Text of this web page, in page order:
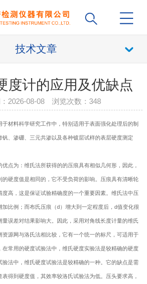
技术文章
度计的应用及优缺点
：2026-08-08 浏览次数：348
于材料科学研究工作中，特别适用于表面强化处理后的制
、渗硼、三元共渗以及各种镀层试样的表层硬度测定
点为：维氏法所获得的的压痕具有相似几何形，因此，
的硬度值是相同的，它不受负荷的影响。压痕具有清晰轮
度高，这是保证试验精确度的一个重要因素。维氏法中压
比例；而布氏压痕（d）增大到一定程度后，d值变化很
误差对结果影响大。因此，采用对角线长度计量的维氏
资源网与洛氏法相比较，它有一个统一的标尺，可适用于
在常用的硬度试验法中，维氏硬度实验法是较精确的硬度
验法中，维氏硬度试验法是较精确的一种。它的缺点是需
得到硬度值，其效率较洛氏试验法为低。压头要求高，